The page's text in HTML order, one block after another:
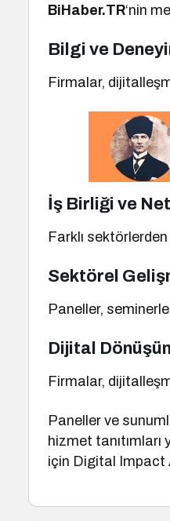
BiHaber.TR‘nin
Bilgi ve
Firmalar,
İş Birliği ve
Farklı
Sektörel
Paneller,
Dijital
Firmalar,
Paneller ve
hizmet
için Digital Impact